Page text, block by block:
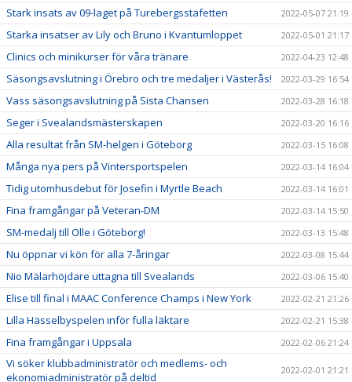
Stark insats av 09-laget på Turebergsstafetten 2022-05-07 21:19
Starka insatser av Lily och Bruno i Kvantumloppet 2022-05-01 21:17
Clinics och minikurser för våra tränare 2022-04-23 12:48
Säsongsavslutning i Örebro och tre medaljer i Västerås! 2022-03-29 16:54
Vass säsongsavslutning på Sista Chansen 2022-03-28 16:18
Seger i Svealandsmästerskapen 2022-03-20 16:16
Alla resultat från SM-helgen i Göteborg 2022-03-15 16:08
Många nya pers på Vintersportspelen 2022-03-14 16:04
Tidig utomhusdebut för Josefin i Myrtle Beach 2022-03-14 16:01
Fina framgångar på Veteran-DM 2022-03-14 15:50
SM-medalj till Olle i Göteborg! 2022-03-13 15:48
Nu öppnar vi kön för alla 7-åringar 2022-03-08 15:44
Nio Mälarhöjdare uttagna till Svealands 2022-03-06 15:40
Elise till final i MAAC Conference Champs i New York 2022-02-21 21:26
Lilla Hässelbyspelen inför fulla läktare 2022-02-21 15:38
Fina framgångar i Uppsala 2022-02-06 21:24
Vi söker klubbadministratör och medlems- och
ekonomiadministratör på deltid
2022-02-01 21:21